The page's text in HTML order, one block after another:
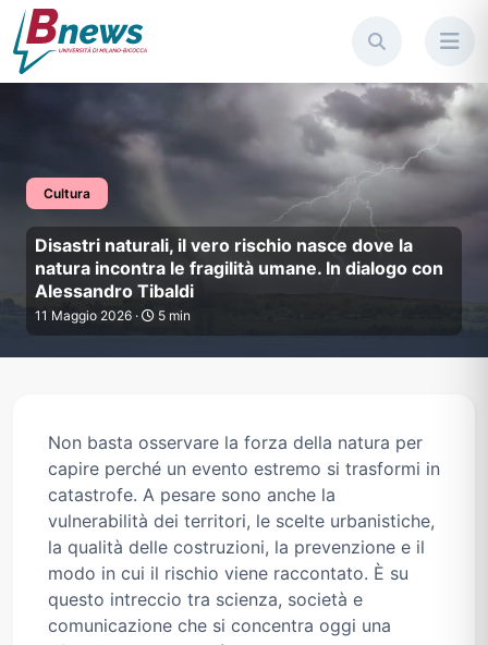
Cultura
Disastri naturali, il vero
Disastri naturali, il vero rischio nasce dove la
natura incontra le fragilità umane. In dialogo con
Alessandro Tibaldi
11 Maggio 2026 · 5 min
Non basta osservare la forza della natura per
capire perché un evento estremo si trasformi in
catastrofe. A pesare sono anche la
vulnerabilità dei territori, le scelte urbanistiche,
la qualità delle costruzioni, la prevenzione e il
modo in cui il rischio viene raccontato. È su
questo intreccio tra scienza, società e
comunicazione che si concentra oggi una